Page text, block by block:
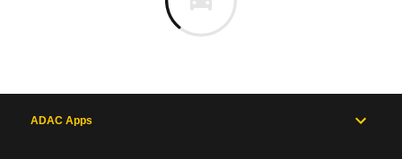
ADAC Apps